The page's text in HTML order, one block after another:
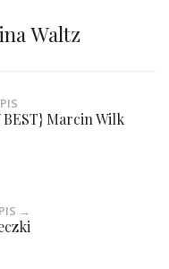
Waltz
BEST} Marcin Wilk
→